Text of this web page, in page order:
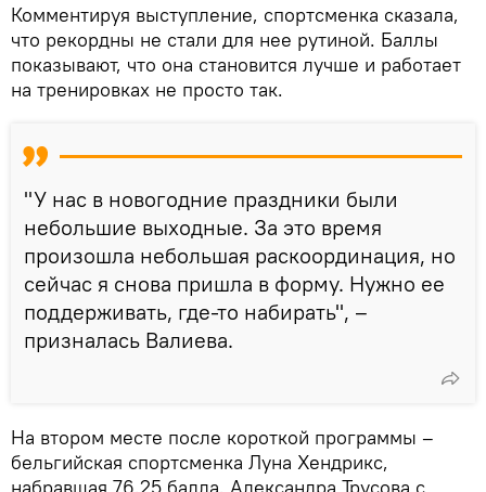
Комментируя выступление, спортсменка сказала,
что рекордны не стали для нее рутиной. Баллы
показывают, что она становится лучше и работает
на тренировках не просто так.
"У нас в новогодние праздники были
небольшие выходные. За это время
произошла небольшая раскоординация, но
сейчас я снова пришла в форму. Нужно ее
поддерживать, где-то набирать", –
призналась Валиева.
На втором месте после короткой программы –
бельгийская спортсменка Луна Хендрикс,
набравшая 76,25 балла. Александра Трусова с